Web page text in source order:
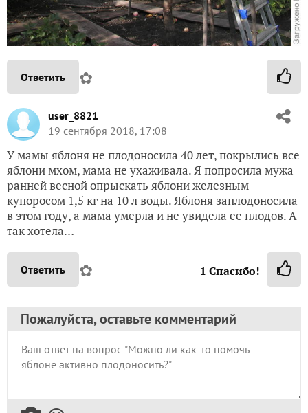
Ответить ✿
user_8821
19 сентября 2018, 17:08
У мамы яблоня не плодоносила 40 лет, покрылись все
яблони мхом, мама не ухаживала. Я попросила мужа
ранней весной опрыскать яблони железным
купоросом 1,5 кг на 10 л воды. Яблоня заплодоносила
в этом году, а мама умерла и не увидела ее плодов. А
так хотела…
Ответить ✿ 1 Спасибо!
Пожалуйста, оставьте комментарий